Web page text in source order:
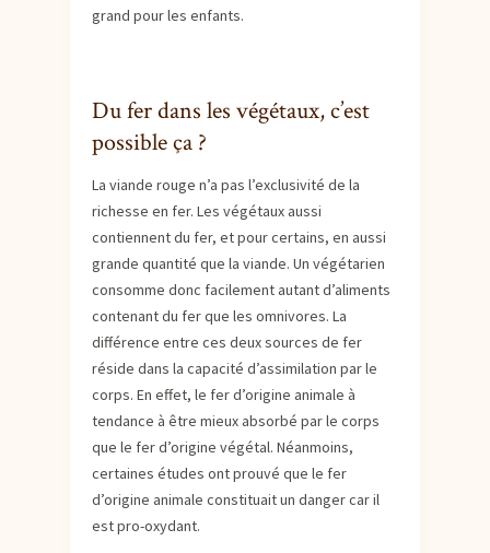
grand pour les enfants.
Du fer dans les végétaux, c’est
possible ça ?
La viande rouge n’a pas l’exclusivité de la
richesse en fer. Les végétaux aussi
contiennent du fer, et pour certains, en aussi
grande quantité que la viande. Un végétarien
consomme donc facilement autant d’aliments
contenant du fer que les omnivores. La
différence entre ces deux sources de fer
réside dans la capacité d’assimilation par le
corps. En effet, le fer d’origine animale à
tendance à être mieux absorbé par le corps
que le fer d’origine végétal. Néanmoins,
certaines études ont prouvé que le fer
d’origine animale constituait un danger car il
est pro-oxydant.